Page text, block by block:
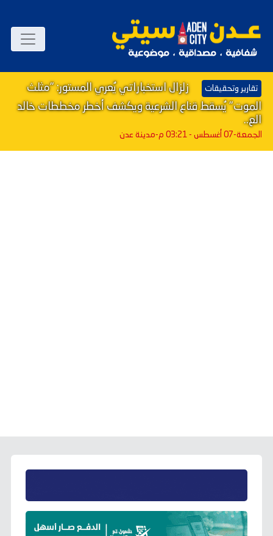
تقارير وتحقيقات
زلزال استخباراتي يُعري المستور: "مثلث
الموت" يُسقط قناع الشرعية ويكشف أخطر مخططات خالد
الع..
الجمعة-07 أغسطس - 03:21 م -مدينة عدن